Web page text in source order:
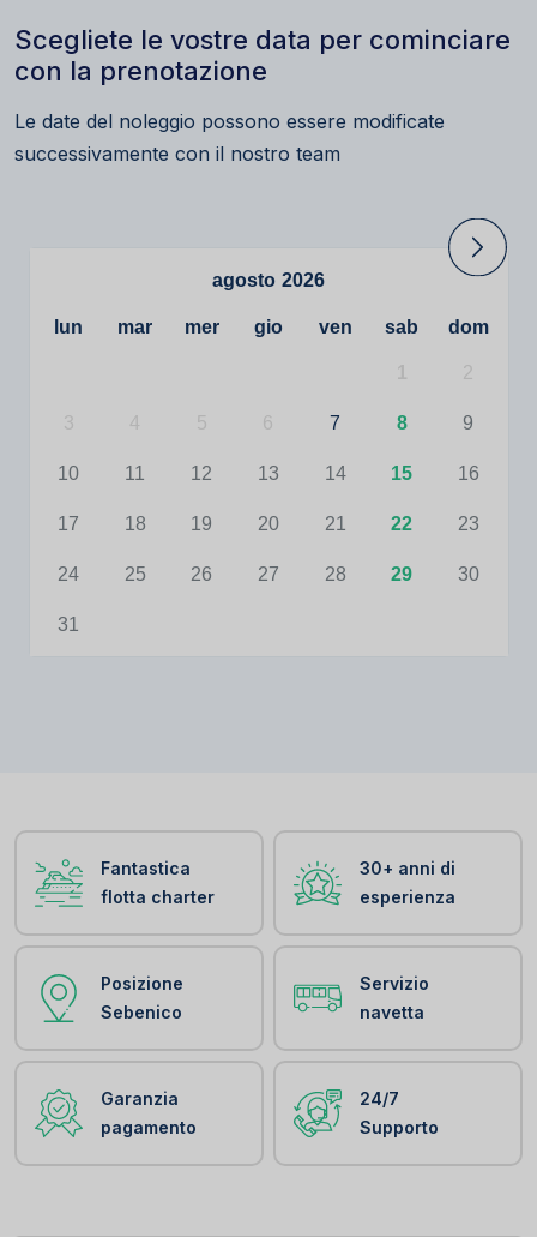
Scegliete le vostre data per cominciare
con la prenotazione
Le date del noleggio possono essere modificate
successivamente con il nostro team
agosto 2026
lun mar mer gio ven sab dom
2
3 4 5 6 7 8 9
10 11 12 13 14 15 16
17 18 19 20 21 22 23
24 25 26 27 28 29 30
31
Fantastica
flotta charter
30+ anni di
esperienza
Posizione
Sebenico
Servizio
navetta
Garanzia
pagamento
24/7
Supporto